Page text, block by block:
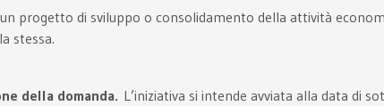
progetto di sviluppo o consolidamento della attività
stessa.
della domanda. L’iniziativa si intende avviata alla data di